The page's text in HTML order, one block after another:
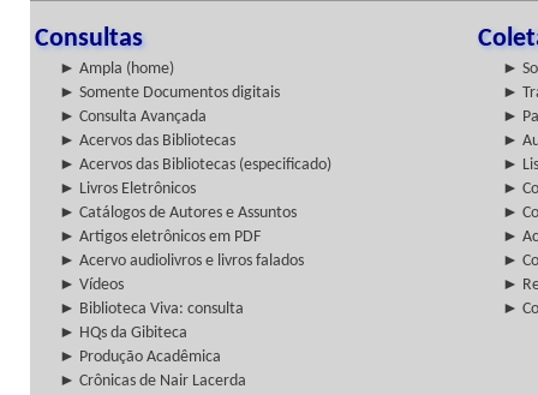
Consultas
► Ampla (home)
►
► Somente Documentos digitais
►
► Consulta Avançada
►
► Acervos das Bibliotecas
►
► Acervos das Bibliotecas (especificado)
►
► Livros Eletrônicos
►
► Catálogos de Autores e Assuntos
►
► Artigos eletrônicos em PDF
►
► Acervo audiolivros e livros falados
►
► Vídeos
►
► Biblioteca Viva: consulta
►
► HQs da Gibiteca
► Produção Acadêmica
► Crônicas de Nair Lacerda